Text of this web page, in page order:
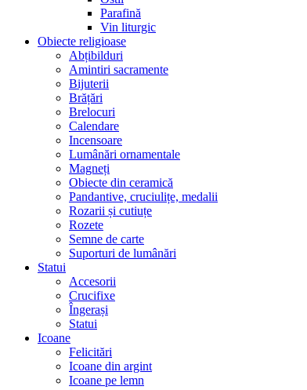
Parafină
Vin liturgic
Obiecte religioase
Abțibilduri
Amintiri sacramente
Bijuterii
Brățări
Brelocuri
Calendare
Incensoare
Lumânări ornamentale
Magneți
Obiecte din ceramică
Pandantive, cruciulițe, medalii
Rozarii și cutiuțe
Rozete
Semne de carte
Suporturi de lumânări
Statui
Accesorii
Crucifixe
Îngerași
Statui
Icoane
Felicitări
Icoane din argint
Icoane pe lemn